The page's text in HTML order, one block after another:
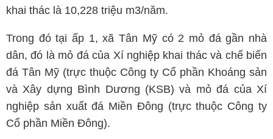
khai thác là 10,228 triệu m3/năm.
Trong đó tại ấp 1, xã Tân Mỹ có 2 mỏ đá gần nhà
dân, đó là mỏ đá của Xí nghiệp khai thác và chế biến
đá Tân Mỹ (trực thuộc Công ty Cổ phần Khoáng sản
và Xây dựng Bình Dương (KSB) và mỏ đá của Xí
nghiệp sản xuất đá Miền Đông (trực thuộc Công ty
Cổ phần Miền Đông).